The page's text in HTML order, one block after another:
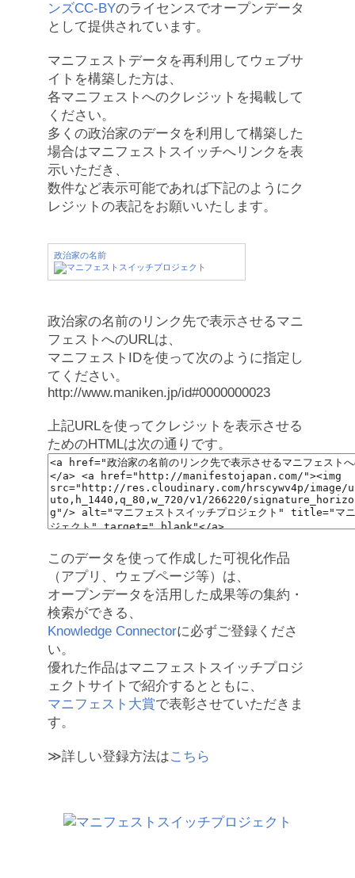
ンズCC-BYのライセンスでオープンデータ
として提供されています。
マニフェストデータを再利用してウェブサ
イトを構築した方は、
各マニフェストへのクレジットを掲載して
ください。
多くの政治家のデータを利用して構築した
場合はマニフェストスイッチへリンクを表
示いただき、
数件など表示可能であれば下記のようにク
レジットの表記をお願いいたします。
政治家の名前
政治家の名前のリンク先で表示させるマニ
フェストへのURLは、
マニフェストIDを使って次のように指定し
てください。
http://www.maniken.jp/id#0000000023
上記URLを使ってクレジットを表示させる
ためのHTMLは次の通りです。
このデータを使って作成した可視化作品
（アプリ、ウェブページ等）は、
オープンデータを活用した成果等の集約・
検索ができる、
Knowledge Connectorに必ずご登録くださ
い。
優れた作品はマニフェストスイッチプロジ
ェクトサイトで紹介するとともに、
マニフェスト大賞で表彰させていただきま
す。
≫詳しい登録方法はこちら